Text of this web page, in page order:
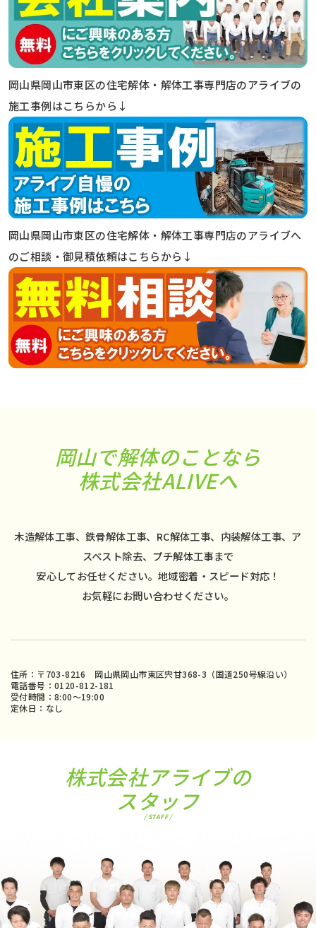
岡山県岡山市東区の住宅解体・解体工事専門店のアライブの
施工事例はこちらから↓
岡山県岡山市東区の住宅解体・解体工事専門店のアライブへ
のご相談・御見積依頼はこちらから↓
岡山で解体のことなら
株式会社ALIVEへ
木造解体工事、鉄骨解体工事、RC解体工事、内装解体工事、ア
スベスト除去、プチ解体工事まで
安心してお任せください。地域密着・スピード対応！
お気軽にお問い合わせください。
住所：〒703-8216 岡山県岡山市東区宍甘368-3（国道250号線沿い）
電話番号：0120-812-181
受付時間：8:00〜19:00
定休日：なし
株式会社アライブの
スタッフ
/ STAFF /